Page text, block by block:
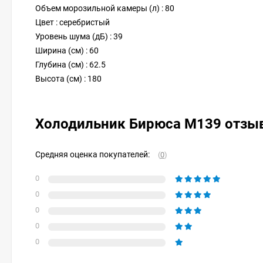
Объем морозильной камеры (л) : 80
Цвет : серебристый
Уровень шума (дБ) : 39
Ширина (см) : 60
Глубина (см) : 62.5
Высота (см) : 180
Холодильник Бирюса M139
Средняя оценка покупателей: (0)
0
0
0
0
0